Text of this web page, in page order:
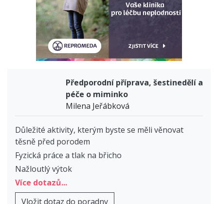
Předporodní příprava, šestinedělí a
péče o miminko
Milena Jeřábková
Důležité aktivity, kterým byste se měli věnovat
těsně před porodem
Fyzická práce a tlak na břicho
Nažloutlý výtok
Více dotazů...
Vložit dotaz do poradny